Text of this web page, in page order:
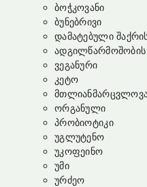
ბოჭკოვანი
ბუნებრივი
დამატებული
ადგილწარმოშობის
ვეგანური
კეტო
ორგანული
პრობიოტიკი
უგლუტენო
უკოფეინო
უმი
ურძეო